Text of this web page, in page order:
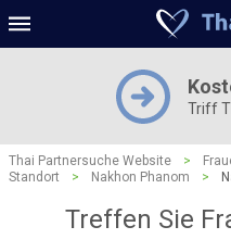
Triff
Thai Partnersuche Website >
Standort
> Nakhon Phanom >
Treffen Sie